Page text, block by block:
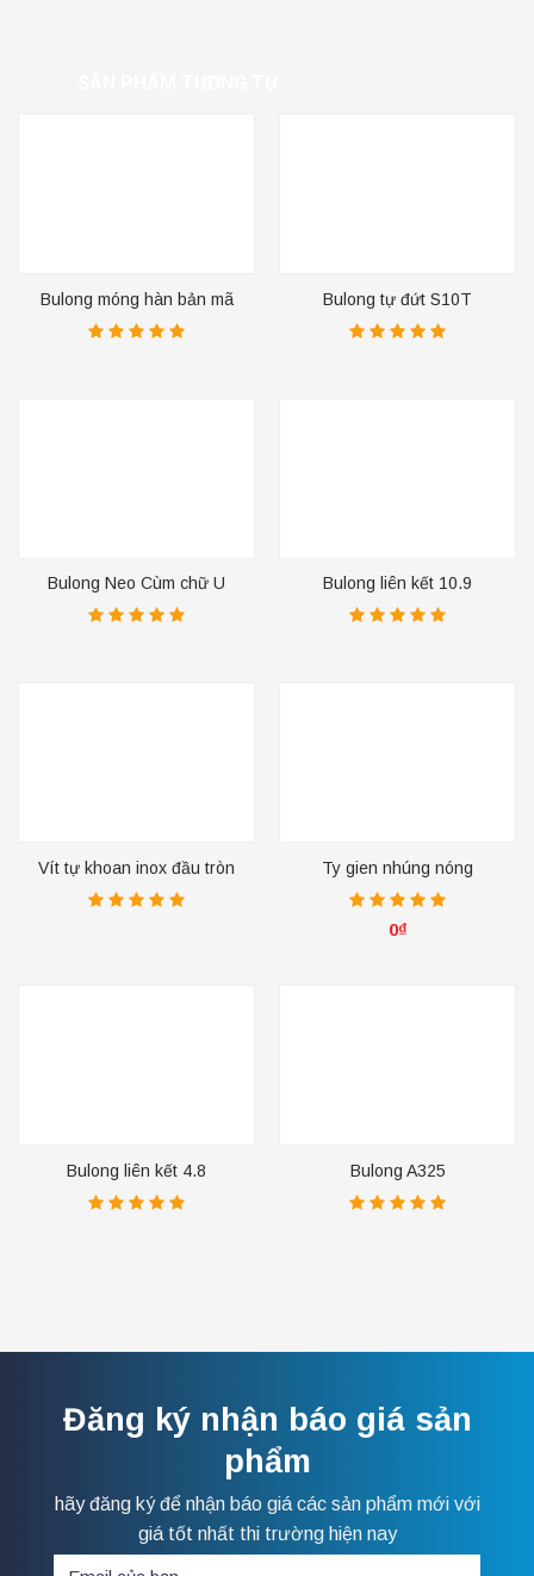
Bulong móng hàn bản mã Bulong tự đứt S10T
Bulong Neo Cùm chữ U
Vuông
Bulong liên kết 10.9
Vít tự khoan inox đầu tròn Ty gien nhúng nóng
0₫
Bulong liên kết 4.8 Bulong A325
Đăng ký nhận báo giá sản
phẩm
hãy đăng ký để nhận báo giá các sản phẩm mới với
giá tốt nhất thi trường hiện nay